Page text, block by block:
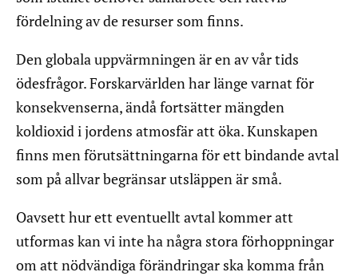
fördelning av de resurser som finns.
Den globala uppvärmningen är en av vår tids
ödesfrågor. Forskarvärlden har länge varnat för
konsekvenserna, ändå fortsätter mängden
koldioxid i jordens atmosfär att öka. Kunskapen
finns men förutsättningarna för ett bindande avtal
som på allvar begränsar utsläppen är små.
Oavsett hur ett eventuellt avtal kommer att
utformas kan vi inte ha några stora förhoppningar
om att nödvändiga förändringar ska komma från